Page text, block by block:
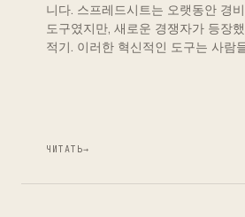
니다. 스프레드시트는 오랫동안 경
도구였지만, 새로운 경쟁자가 등장
적기. 이러한 혁신적인 도구는 사람
ЧИТАТЬ→